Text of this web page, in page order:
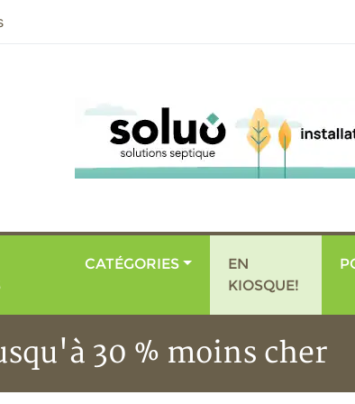
CATÉGORIES
EN
KIOSQUE!
30 % moins cher